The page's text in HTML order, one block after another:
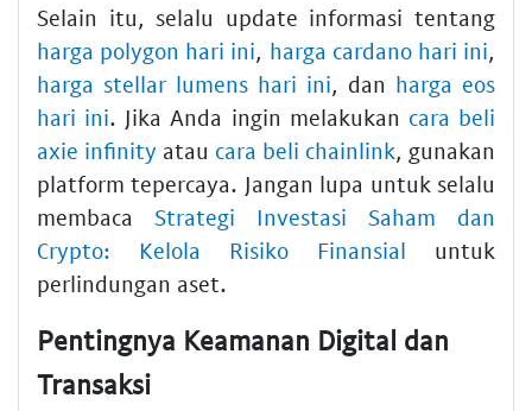
Selain itu, selalu update informasi tentang
harga polygon hari ini, harga cardano hari ini,
harga stellar lumens hari ini, dan harga eos
hari ini. Jika Anda ingin melakukan cara beli
axie infinity atau cara beli chainlink, gunakan
platform tepercaya. Jangan lupa untuk selalu
membaca Strategi Investasi Saham dan
Crypto: Kelola Risiko Finansial untuk
perlindungan aset.
Pentingnya Keamanan Digital dan
Transaksi